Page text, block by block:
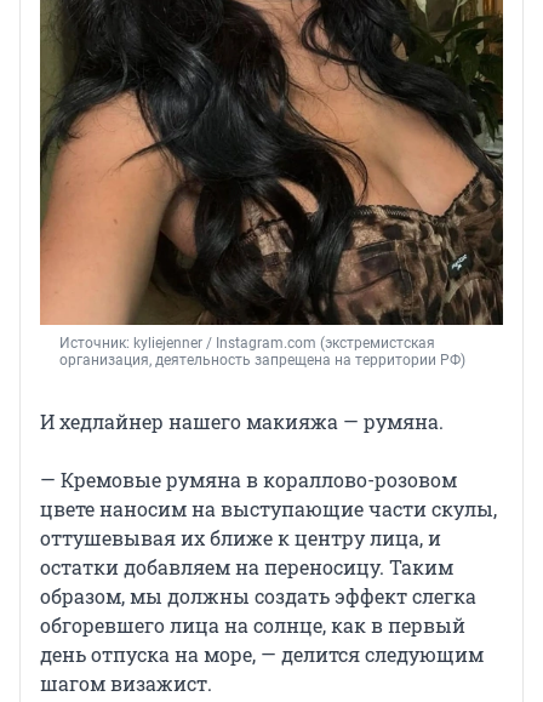
Источник: kyliejenner / Instagram.com (экстремистская
организация, деятельность запрещена на территории РФ)
И хедлайнер нашего макияжа — румяна.
— Кремовые румяна в кораллово-розовом
цвете наносим на выступающие части скулы,
оттушевывая их ближе к центру лица, и
остатки добавляем на переносицу. Таким
образом, мы должны создать эффект слегка
обгоревшего лица на солнце, как в первый
день отпуска на море, — делится следующим
шагом визажист.